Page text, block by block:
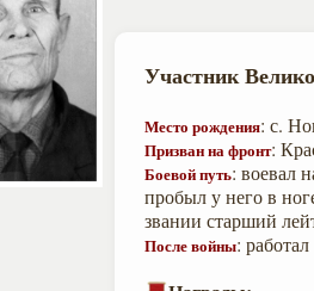
Участник
Место рождения: с.
Призван на фронт:
Боевой путь: воевал
пробыл у него в
звании старший
После войны: